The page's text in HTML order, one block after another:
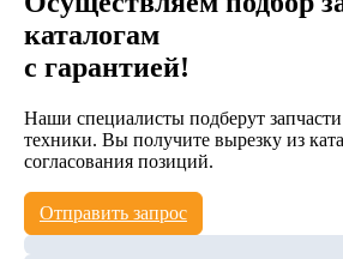
каталогам
с гарантией!
Наши специалисты подберут
техники. Вы получите вырезку из
согласования позиций.
Отправить запрос